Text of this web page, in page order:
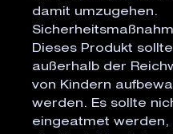
damit umzugehen.
Dieses Produkt sollte
außerhalb der
von Kindern
werden. Es sollte
eingeatmet werden,